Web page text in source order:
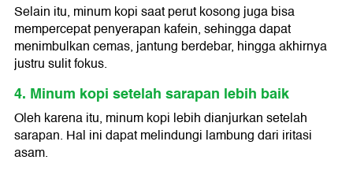
Selain itu, minum kopi saat perut kosong juga bisa
mempercepat penyerapan kafein, sehingga dapat
menimbulkan cemas, jantung berdebar, hingga akhirnya
justru sulit fokus.
4. Minum kopi setelah sarapan lebih baik
Oleh karena itu, minum kopi lebih dianjurkan setelah
sarapan. Hal ini dapat melindungi lambung dari iritasi
asam.